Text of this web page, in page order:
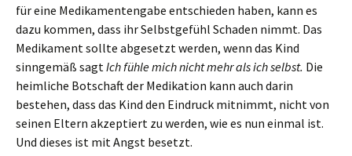
für eine Medikamentengabe entschieden haben, kann es
dazu kommen, dass ihr Selbstgefühl Schaden nimmt. Das
Medikament sollte abgesetzt werden, wenn das Kind
sinngemäß sagtIch fühle mich nicht mehr als ich selbst. Die
heimliche Botschaft der Medikation kann auch darin
bestehen, dass das Kind den Eindruck mitnimmt, nicht von
seinen Eltern akzeptiert zu werden, wie es nun einmal ist.
Und dieses ist mit Angst besetzt.